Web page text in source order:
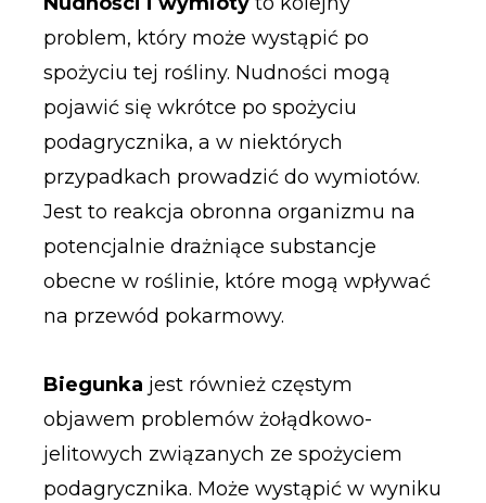
problem, który może wystąpić po
spożyciu tej rośliny. Nudności mogą
pojawić się wkrótce po spożyciu
podagrycznika, a w niektórych
przypadkach prowadzić do wymiotów.
Jest to reakcja obronna organizmu na
potencjalnie drażniące substancje
obecne w roślinie, które mogą wpływać
na przewód pokarmowy.
Biegunka jest również częstym
objawem problemów żołądkowo-
jelitowych związanych ze spożyciem
podagrycznika. Może wystąpić w wyniku